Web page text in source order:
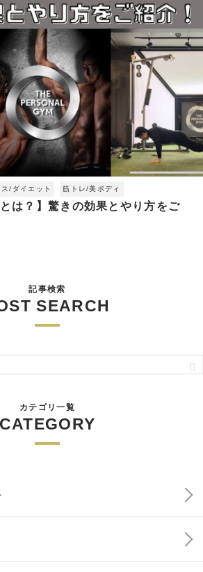
/ダイエット 筋トレ/美ボディ
は？】驚きの効果とやり方をご
記事検索
SEARCH
カテゴリ一覧
CATEGORY